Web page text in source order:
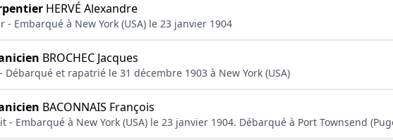
HERVÉ Alexandre
- Embarqué à New York (USA) le 23 janvier 1904
BROCHEC Jacques
Débarqué et rapatrié le 31 décembre 1903 à New York (USA)
BACONNAIS François
- Embarqué à New York (USA) le 23 janvier 1904. Débarqué à Port Townsend